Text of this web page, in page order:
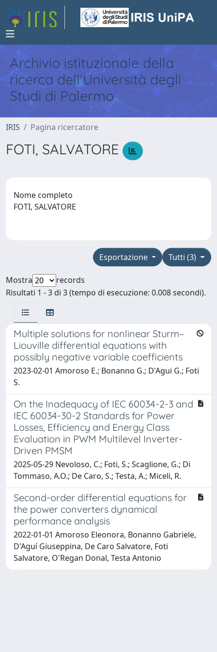
Archivio istituzionale della
ricerca dell'Università degli
Studi di Palermo
IRIS Pagina ricercatore
FOTI, SALVATORE
Nome completo
FOTI, SALVATORE
Tutti (3)
Esportazione
Mostra
records
Risultati 1 - 3 di 3 (tempo di esecuzione: 0.008 secondi).
Multiple solutions for nonlinear Sturm–
Liouville differential equations with
possibly negative variable coefficients
2023-02-01 Amoroso E.; Bonanno G.; D'Agui G.; Foti
S.
On the Inadequacy of IEC 60034-2-3 and
IEC 60034-30-2 Standards for Power
Losses, Efficiency and Energy Class
Evaluation in PWM Multilevel Inverter-
Driven PMSM
2025-05-29 Nevoloso, C.; Foti, S.; Scaglione, G.; Di
Tommaso, A.O.; De Caro, S.; Testa, A.; Miceli, R.
Second-order differential equations for
the power converters dynamical
performance analysis
2022-01-01 Amoroso Eleonora, Bonanno Gabriele,
D'Aguí Giuseppina, De Caro Salvatore, Foti
Salvatore, O'Regan Donal, Testa Antonio